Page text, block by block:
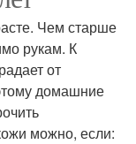
Чем старше
рукам. К
от
домашние
можно, если: